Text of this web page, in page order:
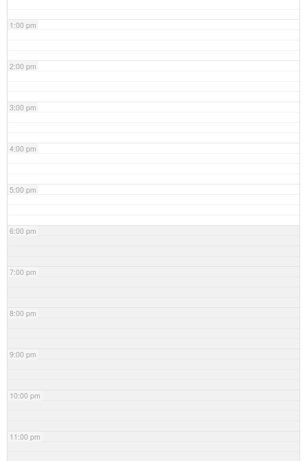
1:00 pm
2:00 pm
3:00 pm
4:00 pm
5:00 pm
6:00 pm
7:00 pm
8:00 pm
9:00 pm
10:00 pm
11:00 pm